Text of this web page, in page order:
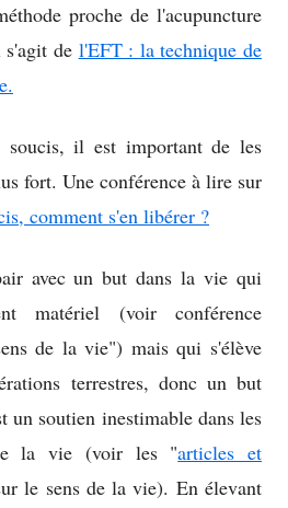
proche de l'acupuncture
de l'EFT : la technique de
il est important de les
fort. Une conférence à lire sur
comment s'en libérer ?
avec un but dans la vie qui
matériel (voir conférence
de la vie") mais qui s'élève
terrestres, donc un but
un soutien inestimable dans les
la vie (voir les "articles et
le sens de la vie). En élevant